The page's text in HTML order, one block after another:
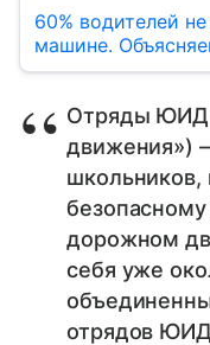
60% водителей
машине.
Отряды ЮИД
движения»)
школьников,
дорожном
себя уже
отрядов